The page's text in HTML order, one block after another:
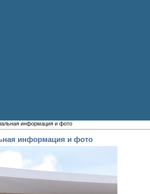
информация и фото
информация и фото